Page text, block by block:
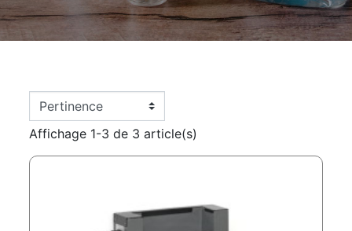
Affichage 1-3 de 3 article(s)